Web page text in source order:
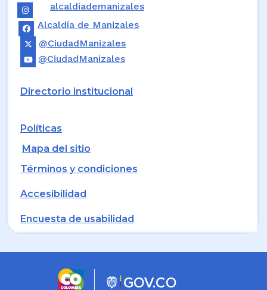
alcaldiademanizales
Alcaldía de Manizales
@CiudadManizales
@CiudadManizales
Directorio institucional
Políticas
Mapa del sitio
Términos y condiciones
Accesibilidad
Encuesta de usabilidad